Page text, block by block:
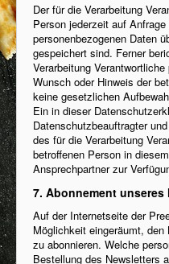
Der für die Verarbeitung
Person jederzeit auf
personenbezogenen Daten
gespeichert sind. Ferner
Verarbeitung
Wunsch oder Hinweis der
keine gesetzlichen
Ein in dieser
Datenschutzbeauftragter
des für die Verarbeitung
betroffenen Person in
Ansprechpartner zur
7. Abonnement unseres
Auf der Internetseite der
Möglichkeit eingeräumt,
zu abonnieren. Welche
Bestellung des Newsletters